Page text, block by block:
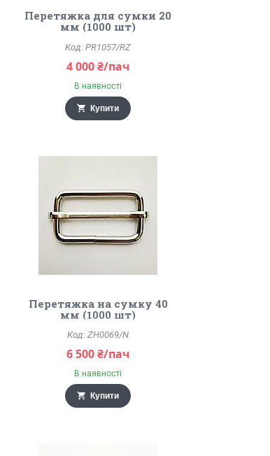
Перетяжка для сумки 20
мм (1000 шт)
PR1057/RZ
4 000 ₴/пач
В наявності
Купити
Перетяжка на сумку 40
мм (1000 шт)
ZH0069/N
6 500 ₴/пач
В наявності
Купити